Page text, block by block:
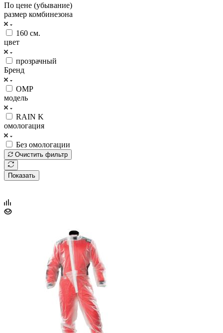
По цене (убывание)
размер комбинезона
160 см.
цвет
прозрачный
Бренд
OMP
модель
RAIN K
омологация
Без омологации
Очистить фильтр
Показать